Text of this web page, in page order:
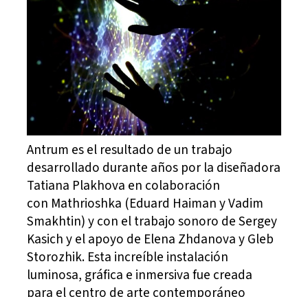
Antrum es el resultado de un trabajo
desarrollado durante años por la diseñadora
Tatiana Plakhova en colaboración
con Mathrioshka (Eduard Haiman y Vadim
Smakhtin) y con el trabajo sonoro de Sergey
Kasich y el apoyo de Elena Zhdanova y Gleb
Storozhik. Esta increíble instalación
luminosa, gráfica e inmersiva fue creada
para el centro de arte contemporáneo